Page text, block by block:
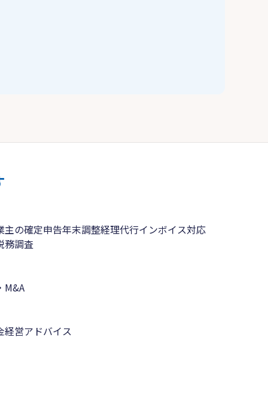
主の確定申告年末調整経理代行インボイス対応
務調査
M&A
経営アドバイス